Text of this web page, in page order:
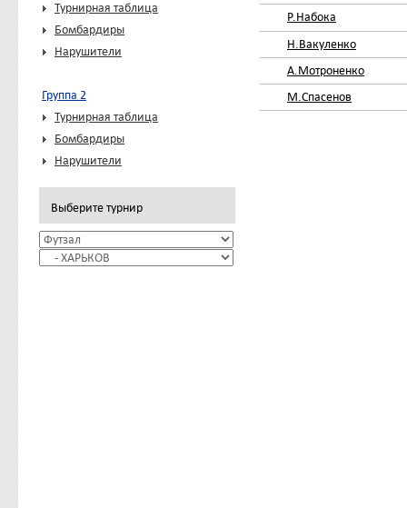
Турнирная таблица
Бомбардиры
Нарушители
Группа 2
Турнирная таблица
Бомбардиры
Нарушители
Выберите турнир
Р.Набока
Н.Вакуленко
А.Мотроненко
М.Спасенов